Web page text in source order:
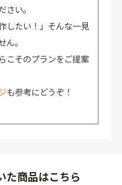
い。
したい！」そんな一見
。
こそのプランをご提案
も参考にどうぞ！
た商品はこちら